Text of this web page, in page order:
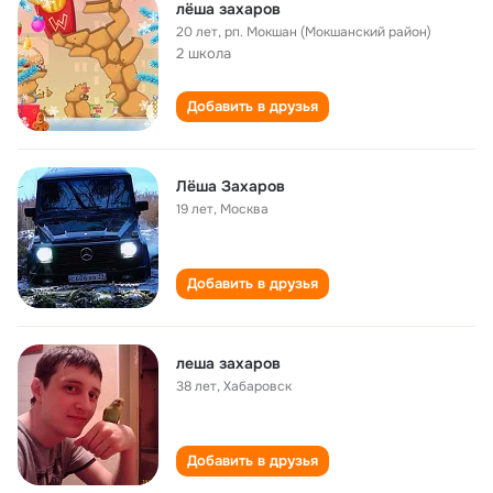
лёша захаров
20 лет,рп. Мокшан (Мокшанский район)
2 школа
Добавить в друзья
Лёша Захаров
19 лет, Москва
Добавить в друзья
леша захаров
38 лет,Хабаровск
Добавить в друзья